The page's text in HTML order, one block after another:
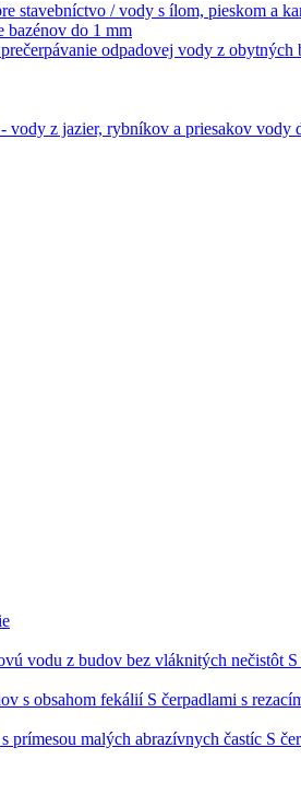
stavebníctvo / vody s ílom, pieskom a
bazénov do 1 mm
odpadovej vody z obytných
vody z jazier, rybníkov a priesakov vody
S čerpadlami s
S